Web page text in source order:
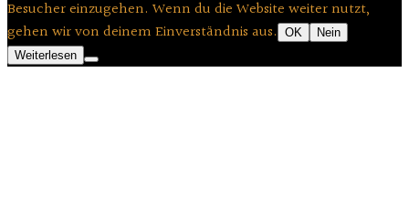
Besucher einzugehen. Wenn du die Website weiter nutzt,
gehen wir von deinem Einverständnis aus.
OK
Nein
Weiterlesen